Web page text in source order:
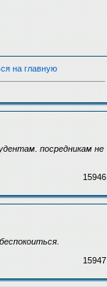
на главную
посредникам не
15946
15947